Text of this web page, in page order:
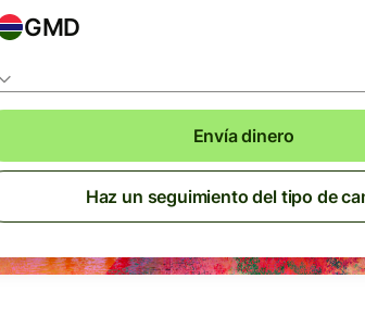
GMD
Envía dinero
Haz un seguimiento del tipo de